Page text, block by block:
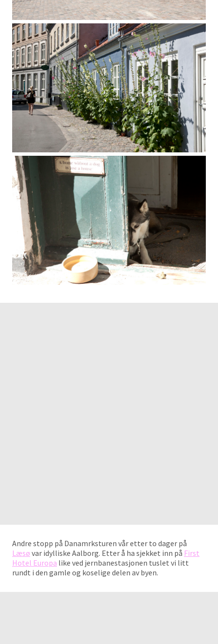
Andre stopp på Danamrksturen vår etter to dager på
Læsø var idylliske Aalborg. Etter å ha sjekket inn på First
Hotel Europa like ved jernbanestasjonen tuslet vi litt
rundt i den gamle og koselige delen av byen.